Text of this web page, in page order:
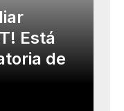
Está
de